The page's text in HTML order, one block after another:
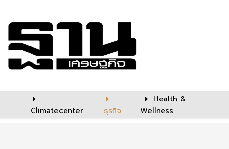
Climatecenter ธุรกิจ
Health &
Wellness